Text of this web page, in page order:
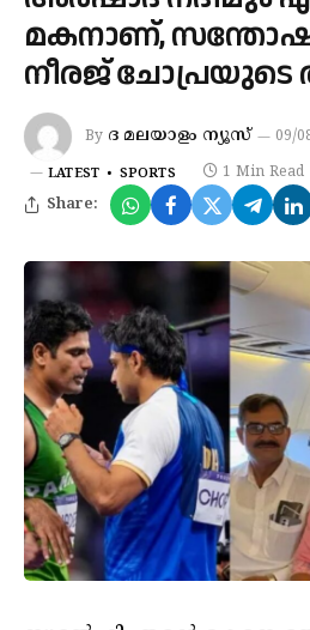
മകനാണ്,
നീരജ് ചോപ്രയുടെ
By ദ മലയാളം ന്യൂസ് 09/
LATEST SPORTS 1 Min Read
Share: